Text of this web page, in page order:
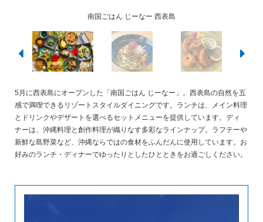
南国ごはん じーなー 西表島
八重山ココナッツ担々麺（冷やし）
ガーリックシュリンプ
島天ぷら盛り合わせ
沖縄定番料理ラフテー
5月に西表島にオープンした「南国ごはん じーなー」。西表島の自然を五
感で満喫できるリゾートスタイルダイニングです。ランチは、メイン料理
とドリンクやデザートを選べるセットメニューを提供しています。ディ
ナーは、沖縄料理と創作料理が織りなす多彩なラインナップ。ラフテーや
新鮮な島野菜など、沖縄ならではの食材をふんだんに使用しています。お
好みのランチ・ディナーでゆったりとしたひとときをお過ごしください。